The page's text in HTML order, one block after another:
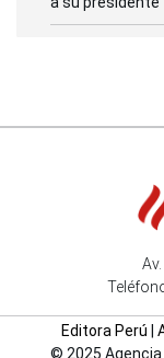
Editora Perú
© 2025